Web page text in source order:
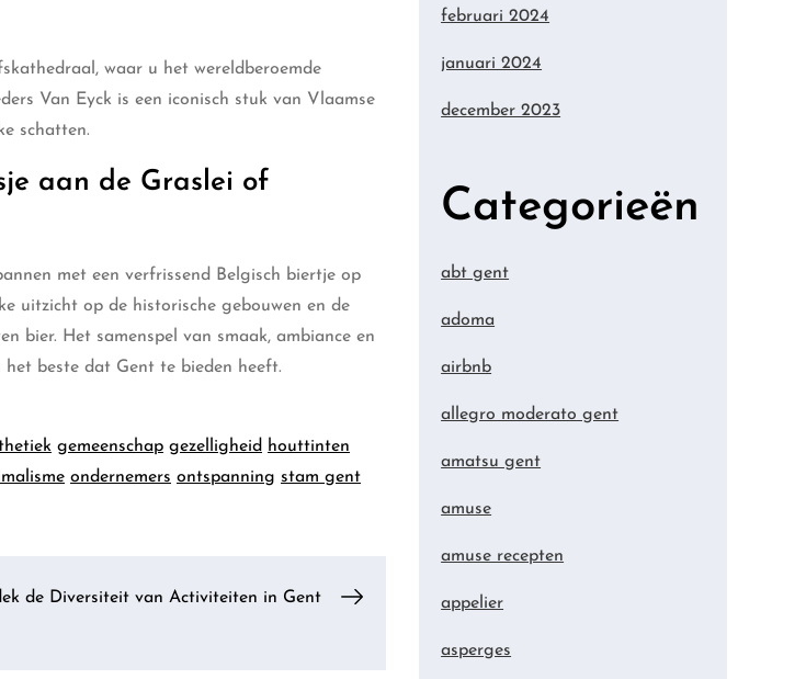
waar u het wereldberoemde
Van Eyck is een iconisch stuk van Vlaamse
schatten.
aan de Graslei of
met een verfrissend Belgisch biertje op
uitzicht op de historische gebouwen en de
bier. Het samenspel van smaak, ambiance en
beste dat Gent te bieden heeft.
gemeenschap gezelligheid houttinten
ondernemers ontspanning stam gent
de Diversiteit van Activiteiten in Gent
februari 2024
januari 2024
december 2023
Categorieën
abt gent
adoma
airbnb
allegro moderato gent
amatsu gent
amuse
amuse recepten
appelier
asperges